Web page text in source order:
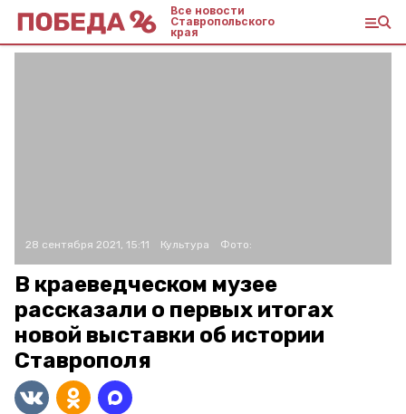
Все новости
Ставропольского
края
28 сентября 2021, 15:11 Культура Фото:
В краеведческом музее
рассказали о первых итогах
новой выставки об истории
Ставрополя